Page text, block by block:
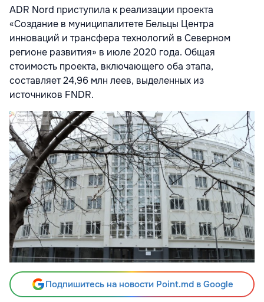
ADR Nord приступила к реализации проекта
«Создание в муниципалитете Бельцы Центра
инноваций и трансфера технологий в Северном
регионе развития» в июле 2020 года. Общая
стоимость проекта, включающего оба этапа,
составляет 24,96 млн леев, выделенных из
источников FNDR.
Подпишитесь на новости Point.md в Google